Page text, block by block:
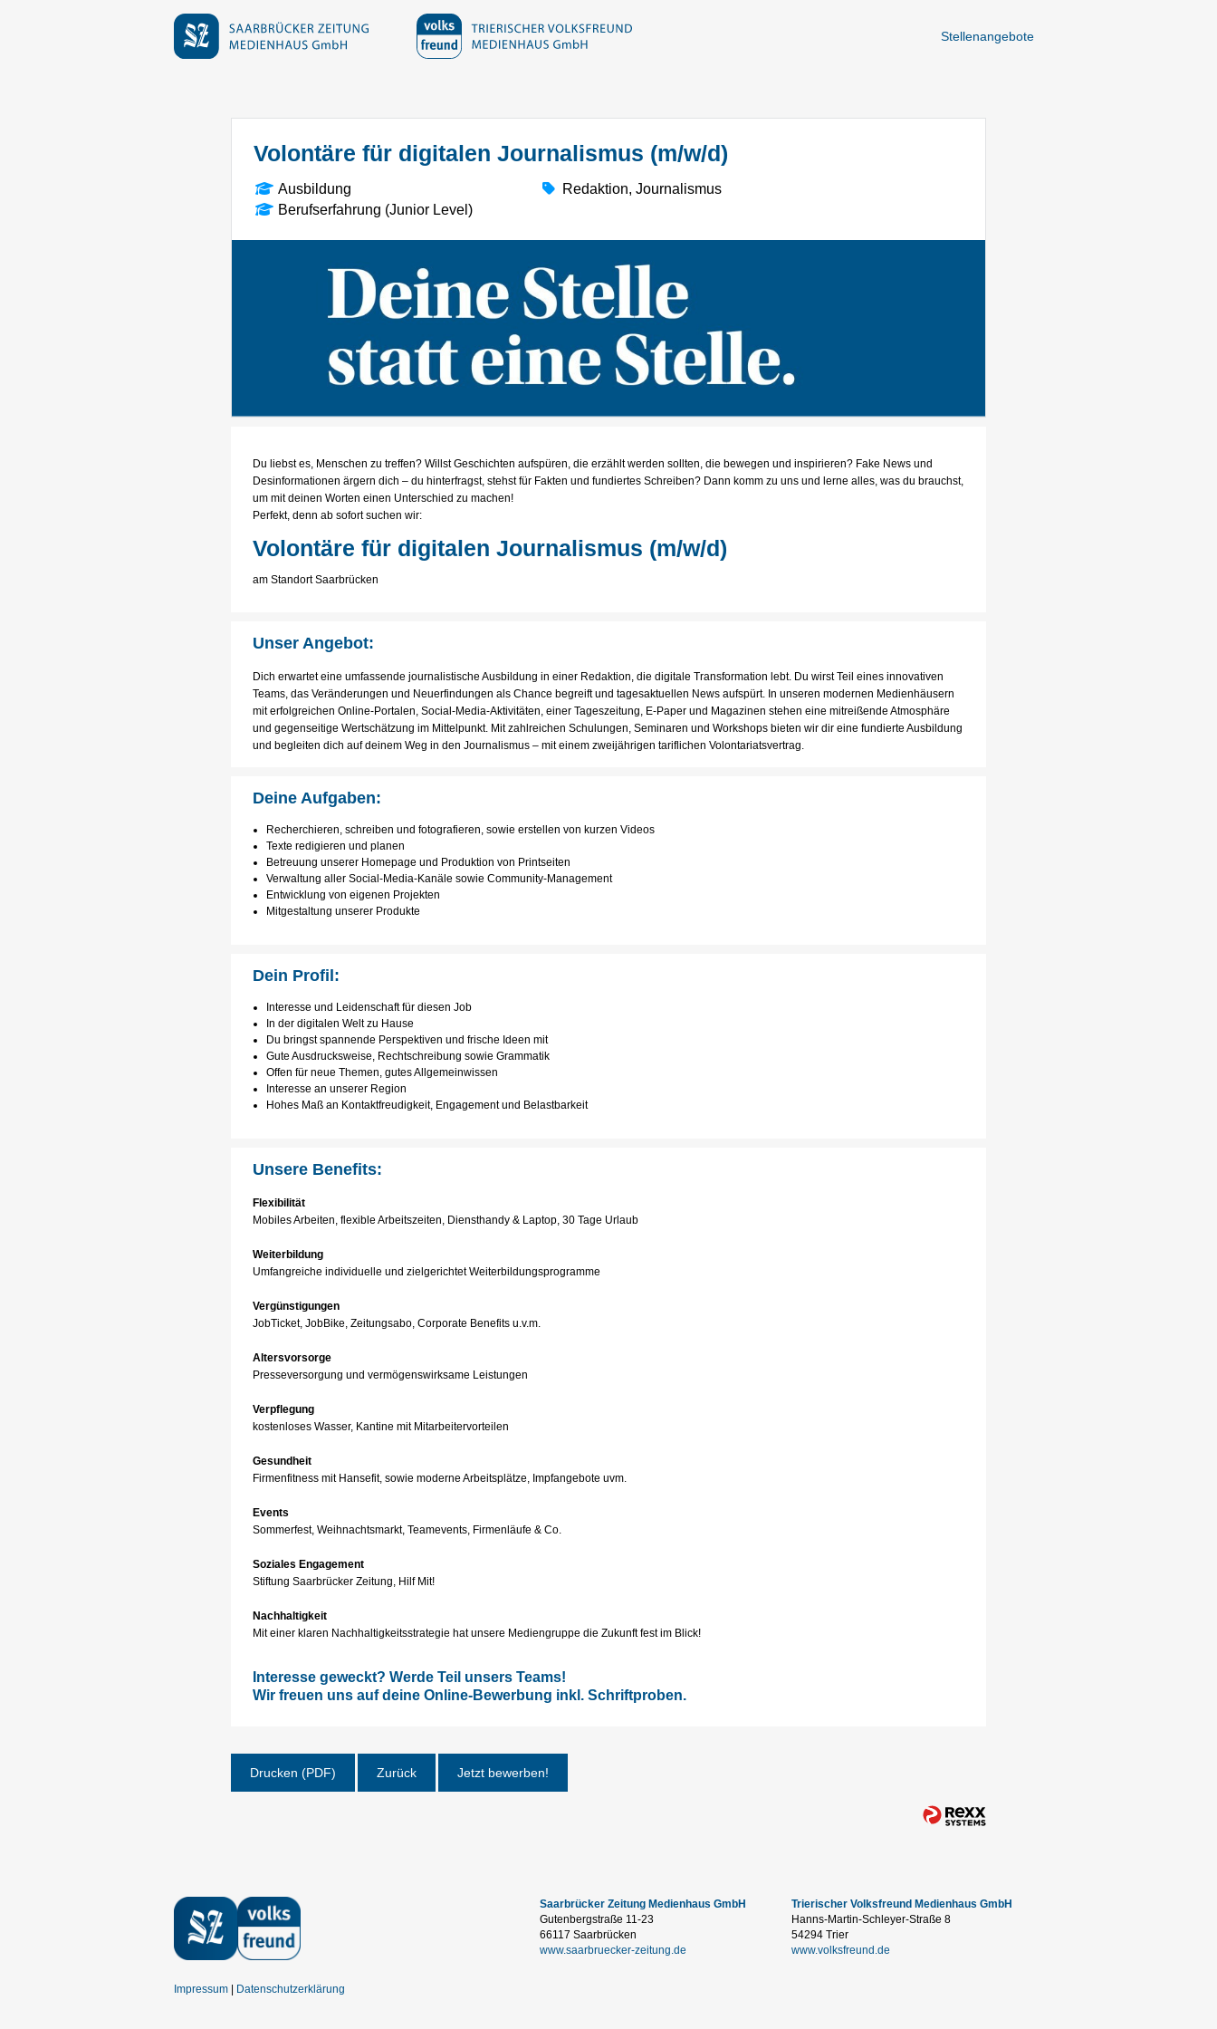
Stellenangebote
Volontäre für digitalen Journalismus (m/w/d)
Ausbildung
Berufserfahrung (Junior Level)
Redaktion, Journalismus
Du liebst es, Menschen zu treffen? Willst Geschichten aufspüren, die erzählt werden sollten, die bewegen und inspirieren? Fake News und
Desinformationen ärgern dich – du hinterfragst, stehst für Fakten und fundiertes Schreiben? Dann komm zu uns und lerne alles, was du brauchst,
um mit deinen Worten einen Unterschied zu machen!
Perfekt, denn ab sofort suchen wir:
Volontäre für digitalen Journalismus (m/w/d)
am Standort Saarbrücken
Unser Angebot:
Dich erwartet eine umfassende journalistische Ausbildung in einer Redaktion, die digitale Transformation lebt. Du wirst Teil eines innovativen
Teams, das Veränderungen und Neuerfindungen als Chance begreift und tagesaktuellen News aufspürt. In unseren modernen Medienhäusern
mit erfolgreichen Online-Portalen, Social-Media-Aktivitäten, einer Tageszeitung, E-Paper und Magazinen stehen eine mitreißende Atmosphäre
und gegenseitige Wertschätzung im Mittelpunkt. Mit zahlreichen Schulungen, Seminaren und Workshops bieten wir dir eine fundierte Ausbildung
und begleiten dich auf deinem Weg in den Journalismus – mit einem zweijährigen tariflichen Volontariatsvertrag.
Deine Aufgaben:
Recherchieren, schreiben und fotografieren, sowie erstellen von kurzen Videos
Texte redigieren und planen
Betreuung unserer Homepage und Produktion von Printseiten
Verwaltung aller Social-Media-Kanäle sowie Community-Management
Entwicklung von eigenen Projekten
Mitgestaltung unserer Produkte
Dein Profil:
Interesse und Leidenschaft für diesen Job
In der digitalen Welt zu Hause
Du bringst spannende Perspektiven und frische Ideen mit
Gute Ausdrucksweise, Rechtschreibung sowie Grammatik
Offen für neue Themen, gutes Allgemeinwissen
Interesse an unserer Region
Hohes Maß an Kontaktfreudigkeit, Engagement und Belastbarkeit
Unsere Benefits:
Flexibilität
Mobiles Arbeiten, flexible Arbeitszeiten, Diensthandy & Laptop, 30 Tage Urlaub
Weiterbildung
Umfangreiche individuelle und zielgerichtet Weiterbildungsprogramme
Vergünstigungen
JobTicket, JobBike, Zeitungsabo, Corporate Benefits u.v.m.
Altersvorsorge
Presseversorgung und vermögenswirksame Leistungen
Verpflegung
kostenloses Wasser, Kantine mit Mitarbeitervorteilen
Gesundheit
Firmenfitness mit Hansefit, sowie moderne Arbeitsplätze, Impfangebote uvm.
Events
Sommerfest, Weihnachtsmarkt, Teamevents, Firmenläufe & Co.
Soziales Engagement
Stiftung Saarbrücker Zeitung, Hilf Mit!
Nachhaltigkeit
Mit einer klaren Nachhaltigkeitsstrategie hat unsere Mediengruppe die Zukunft fest im Blick!
Interesse geweckt? Werde Teil unsers Teams!
Wir freuen uns auf deine Online-Bewerbung inkl. Schriftproben.
Drucken (PDF) Zurück Jetzt bewerben!
Impressum Datenschutzerklärung
Saarbrücker Zeitung Medienhaus GmbH
Gutenbergstraße 11-23
66117 Saarbrücken
www.saarbruecker-zeitung.de
Trierischer Volksfreund Medienhaus GmbH
Hanns-Martin-Schleyer-Straße 8
54294 Trier
www.volksfreund.de